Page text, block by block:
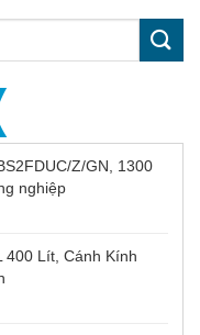
Z/GN, 1300
nghiệp
400 Lít, Cánh Kính